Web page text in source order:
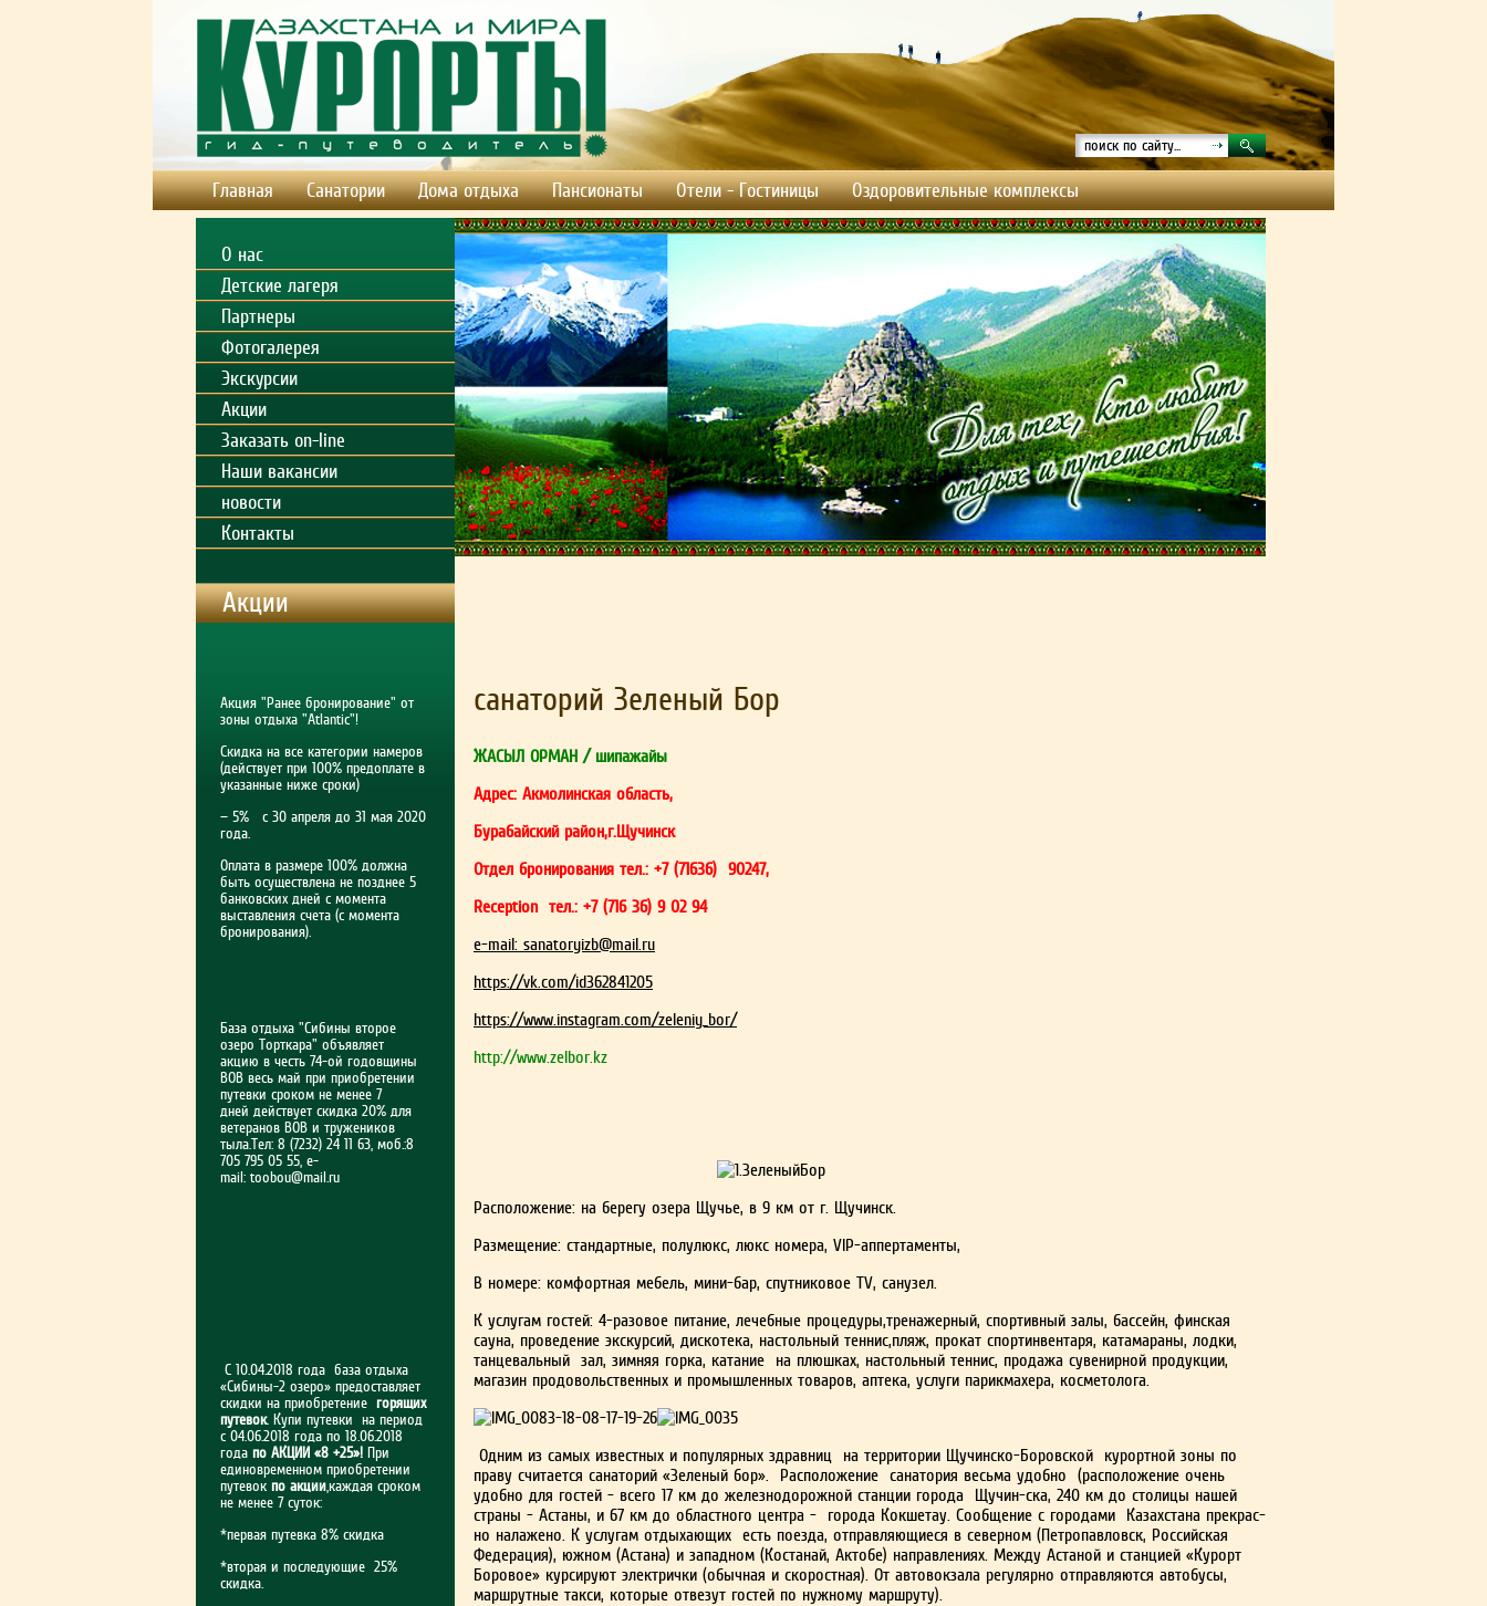
Главная Санатории Дома отдыха Пансионаты Отели - Гостиницы Оздоровительные комплексы
О нас
Детские лагеря
Партнеры
Фотогалерея
Экскурсии
Акции
Заказать on-line
Наши вакансии
новости
Контакты
Акции
Акция "Ранее бронирование" от
зоны отдыха "Atlantic"!
Скидка на все категории намеров
(действует при 100% предоплате в
указанные ниже сроки)
— 5% с 30 апреля до 31 мая 2020
года.
Оплата в размере 100% должна
быть осуществлена не позднее 5
банковских дней с момента
выставления счета (с момента
бронирования).
База отдыха "Сибины второе
озеро Торткара" объявляет
акцию в честь 74-ой годовщины
ВОВ весь май при приобретении
путевки сроком не менее 7
дней действует скидка 20% для
ветеранов ВОВ и тружеников
тыла.Тел: 8 (7232) 24 11 63, моб.:8
705 795 05 55, e-
mail: toobou@mail.ru
С 10.04.2018 года база отдыха
«Сибины-2 озеро» предоставляет
скидки на приобретение горящих
путевок. Купи путевки на период
с 04.06.2018 года по 18.06.2018
года по АКЦИИ «8 +25»! При
единовременном приобретении
путевок по акции,каждая сроком
не менее 7 суток:
*первая путевка 8% скидка
*вторая и последующие 25%
скидка.
санаторий Зеленый Бор
ЖАСЫЛ ОРМАН / шипажайы
Адрес: Акмолинская область,
Бурабайский район,г.Щучинск
Отдел бронирования тел.: +7 (71636) 90247,
Reception тел.: +7 (716 36) 9 02 94
e-mail: sanatoryizb@mail.ru
https://vk.com/id362841205
https://www.instagram.com/zeleniy_bor/
http://www.zelbor.kz
Расположение: на берегу озера Щучье, в 9 км от г. Щучинск.
Размещение: стандартные, полулюкс, люкс номера, VIP-аппертаменты,
В номере: комфортная мебель, мини-бар, спутниковое TV, санузел.
К услугам гостей: 4-разовое питание, лечебные процедуры,тренажерный, спортивный залы, бассейн, финская
сауна, проведение экскурсий, дискотека, настольный теннис,пляж, прокат спортинвентаря, катамараны, лодки,
танцевальный зал, зимняя горка, катание на плюшках, настольный теннис, продажа сувенирной продукции,
магазин продовольственных и промышленных товаров, аптека, услуги парикмахера, косметолога.
Одним из самых известных и популярных здравниц на территории Щучинско-Боровской курортной зоны по
праву считается санаторий «Зеленый бор». Расположение санатория весьма удобно (расположение очень
удобно для гостей - всего 17 км до железнодорожной станции города Щучин-ска, 240 км до столицы нашей
страны - Астаны, и 67 км до областного центра - города Кокшетау. Сообщение с городами Казахстана прекрас­
но налажено. К услугам отдыхающих есть по­езда, отправляющиеся в северном (Петропав­ловск, Российская
Федерация), южном (Астана) и западном (Костанай, Актобе) направлениях. Между Астаной и станцией «Курорт
Боровое» курсируют электрички (обычная и скоростная). От автовокзала регулярно отправляются автобу­сы,
маршрутные такси, которые отвезут гостей по нужному маршруту).